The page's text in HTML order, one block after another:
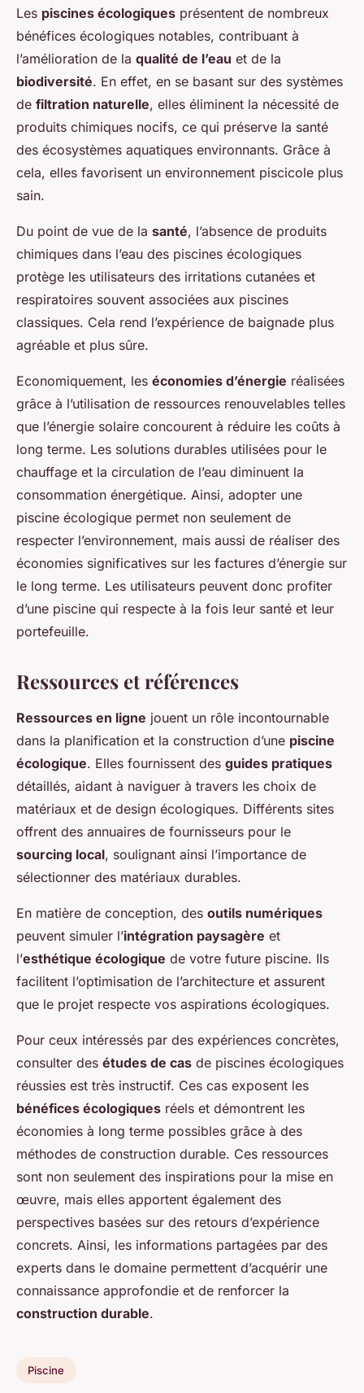
Les piscines écologiques présentent de nombreux
bénéfices écologiques notables, contribuant à
l’amélioration de la qualité de l’eau et de la
biodiversité. En effet, en se basant sur des systèmes
de filtration naturelle, elles éliminent la nécessité de
produits chimiques nocifs, ce qui préserve la santé
des écosystèmes aquatiques environnants. Grâce à
cela, elles favorisent un environnement piscicole plus
sain.
Du point de vue de la santé, l’absence de produits
chimiques dans l’eau des piscines écologiques
protège les utilisateurs des irritations cutanées et
respiratoires souvent associées aux piscines
classiques. Cela rend l’expérience de baignade plus
agréable et plus sûre.
Economiquement, les économies d’énergie réalisées
grâce à l’utilisation de ressources renouvelables telles
que l’énergie solaire concourent à réduire les coûts à
long terme. Les solutions durables utilisées pour le
chauffage et la circulation de l’eau diminuent la
consommation énergétique. Ainsi, adopter une
piscine écologique permet non seulement de
respecter l’environnement, mais aussi de réaliser des
économies significatives sur les factures d’énergie sur
le long terme. Les utilisateurs peuvent donc profiter
d’une piscine qui respecte à la fois leur santé et leur
portefeuille.
Ressources et références
Ressources en ligne jouent un rôle incontournable
dans la planification et la construction d’une piscine
écologique. Elles fournissent des guides pratiques
détaillés, aidant à naviguer à travers les choix de
matériaux et de design écologiques. Différents sites
offrent des annuaires de fournisseurs pour le
sourcing local, soulignant ainsi l’importance de
sélectionner des matériaux durables.
En matière de conception, des outils numériques
peuvent simuler l’intégration paysagère et
l’esthétique écologique de votre future piscine. Ils
facilitent l’optimisation de l’architecture et assurent
que le projet respecte vos aspirations écologiques.
Pour ceux intéressés par des expériences concrètes,
consulter des études de cas de piscines écologiques
réussies est très instructif. Ces cas exposent les
bénéfices écologiques réels et démontrent les
économies à long terme possibles grâce à des
méthodes de construction durable. Ces ressources
sont non seulement des inspirations pour la mise en
œuvre, mais elles apportent également des
perspectives basées sur des retours d’expérience
concrets. Ainsi, les informations partagées par des
experts dans le domaine permettent d’acquérir une
connaissance approfondie et de renforcer la
construction durable.
Piscine